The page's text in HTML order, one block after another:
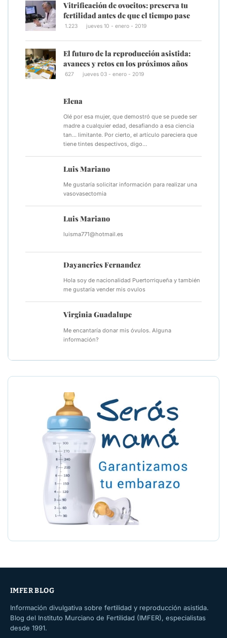
Vitrificación de ovocitos: preserva tu
fertilidad antes de que el tiempo pase
1.223 jueves 10 - enero - 2019
El futuro de la reproducción asistida:
avances y retos en los próximos años
627 jueves 03 - enero - 2019
Elena
Olé por esa mujer, que demostró que se puede ser
madre a cualquier edad, desafiando a esa ciencia
tan... limitante. Por cierto, el artículo pareciera que
tiene tintes despectivos, digo…
Luis Mariano
Me gustaría solicitar información para realizar una
vasovasectomia
Luis Mariano
luisma771@hotmail.es
Dayaneries Fernandez
Hola soy de nacionalidad Puertorriqueña y también
me gustaría vender mis ovulos
Virginia Guadalupe
Me encantaría donar mis óvulos. Alguna
información?
IMFER BLOG
Información divulgativa sobre fertilidad y reproducción asistida.
Blog del Instituto Murciano de Fertilidad (IMFER), especialistas
desde 1991.